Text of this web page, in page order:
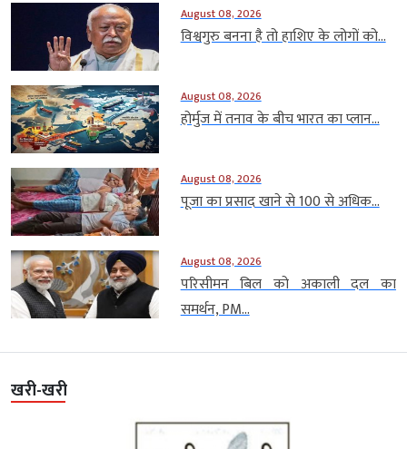
August 08, 2026
विश्वगुरु बनना है तो हाशिए के लोगों को...
August 08, 2026
होर्मुज में तनाव के बीच भारत का प्लान...
August 08, 2026
पूजा का प्रसाद खाने से 100 से अधिक...
August 08, 2026
परिसीमन बिल को अकाली दल का
समर्थन, PM...
खरी-खरी